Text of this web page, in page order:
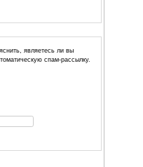
вы хотите подписаться.
товара и скидки от
сайта
«CONSOLESSHOP.net»
информацию: адрес